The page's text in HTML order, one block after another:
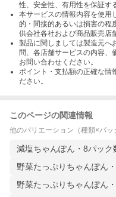
性、安全性、有用性を保証す
本サービスの情報内容を使用
的・間接的あるいは損害の程
供会社各社および商品販売店
製品に関しましては製造元へ
問、各店舗サービスの内容、
お問い合わせください。
ポイント・支払額の正確な情
ださい。
このページの関連情報
他のバリエーション（種類×パッ
減塩ちゃんぽん・8パック
野菜たっぷりちゃんぽん
野菜たっぷりちゃんぽん